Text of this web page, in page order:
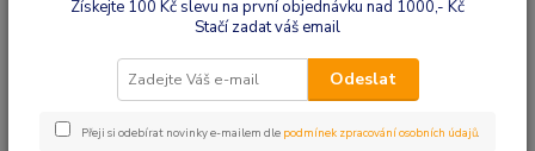
Móda pro maminky Tepláky,mikiny,soupravy
Be MaaMaa
Těhotenské trubkové tepláky - šedý melírek
Be MaaMaa Těhotenské trubkové
tepláky - šedý melírek
Získejte 100 Kč slevu na první objednávku nad 1000,- Kč
Stačí zadat váš email
Odeslat
Přeji si odebírat novinky e-mailem dle podmínek zpracování osobních údajů.